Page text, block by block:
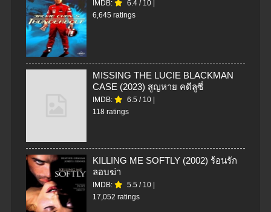
IMDB: 6.4 / 10
6,645 ratings
MISSING THE LUCIE BLACKMAN
CASE (2023) สูญหาย คดีลูซี่
IMDB: 6.5 / 10
118 ratings
KILLING ME SOFTLY (2002) ร้อนรัก
ลอบฆ่า
IMDB: 5.5 / 10
17,052 ratings